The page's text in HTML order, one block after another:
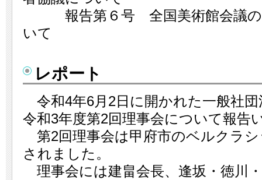
報告第６号 全国美術館会議の
いて
レポート
令和4年6月2日に開かれた一般社団
令和3年度第2回理事会について報告
第2回理事会は甲府市のベルクラ
されました。
理事会には建畠会長、逢坂・徳川